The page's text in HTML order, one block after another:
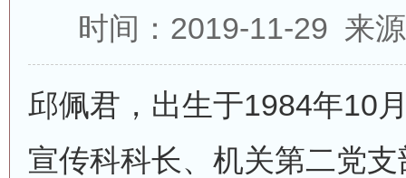
时间：2019-11-29 来
邱佩君，出生于1984年10
宣传科科长、机关第二党